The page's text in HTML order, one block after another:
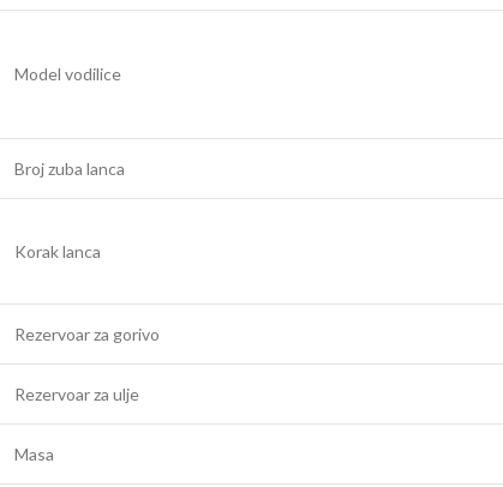
Model vodilice
Broj zuba lanca
Korak lanca
Rezervoar za gorivo
Rezervoar za ulje
Masa